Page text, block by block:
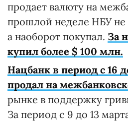
продает валюту на
прошлой неделе НБУ не
а наоборот покупал. За
купил более $ 100 млн.
Нацбанк в период с 16
продал на
рынке в поддержку
За период с 9 до 13